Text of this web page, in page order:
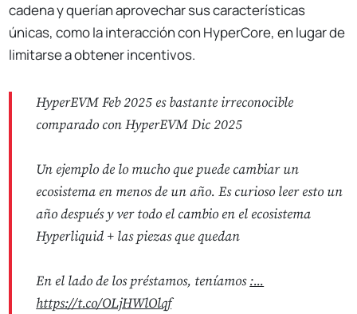
cadena y querían aprovechar sus características
únicas, como la interacción con HyperCore, en lugar de
limitarse a obtener incentivos.
HyperEVM Feb 2025 es bastante irreconocible
comparado con HyperEVM Dic 2025
Un ejemplo de lo mucho que puede cambiar un
ecosistema en menos de un año. Es curioso leer esto un
año después y ver todo el cambio en el ecosistema
Hyperliquid + las piezas que quedan
En el lado de los préstamos, teníamos:...
https://t.co/OLjHWlOlqf